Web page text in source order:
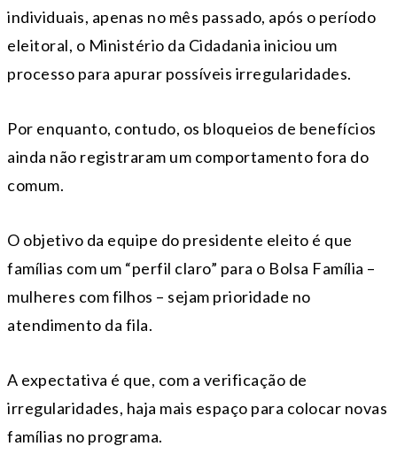
individuais, apenas no mês passado, após o período
eleitoral, o Ministério da Cidadania iniciou um
processo para apurar possíveis irregularidades.
Por enquanto, contudo, os bloqueios de benefícios
ainda não registraram um comportamento fora do
comum.
O objetivo da equipe do presidente eleito é que
famílias com um “perfil claro” para o Bolsa Família –
mulheres com filhos – sejam prioridade no
atendimento da fila.
A expectativa é que, com a verificação de
irregularidades, haja mais espaço para colocar novas
famílias no programa.